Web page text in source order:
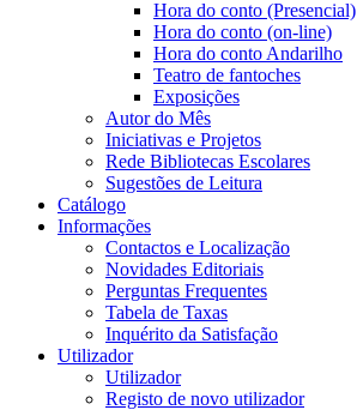
Hora do conto (Presencial)
Hora do conto (on-line)
Hora do conto Andarilho
Teatro de fantoches
Exposições
Autor do Mês
Iniciativas e Projetos
Rede Bibliotecas Escolares
Sugestões de Leitura
Catálogo
Informações
Contactos e Localização
Novidades Editoriais
Perguntas Frequentes
Tabela de Taxas
Inquérito da Satisfação
Utilizador
Utilizador
Registo de novo utilizador